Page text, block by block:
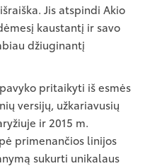
Jis atspindi Akio
kaustantį ir savo
džiuginantį
pritaikyti iš esmės
versijų, užkariavusių
ir 2015 m.
primenančios linijos
sukurti unikalaus